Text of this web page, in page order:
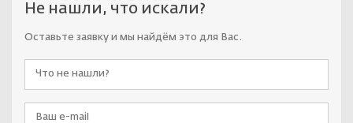
Не нашли, что искали?
Оставьте заявку и мы найдём это для Вас.